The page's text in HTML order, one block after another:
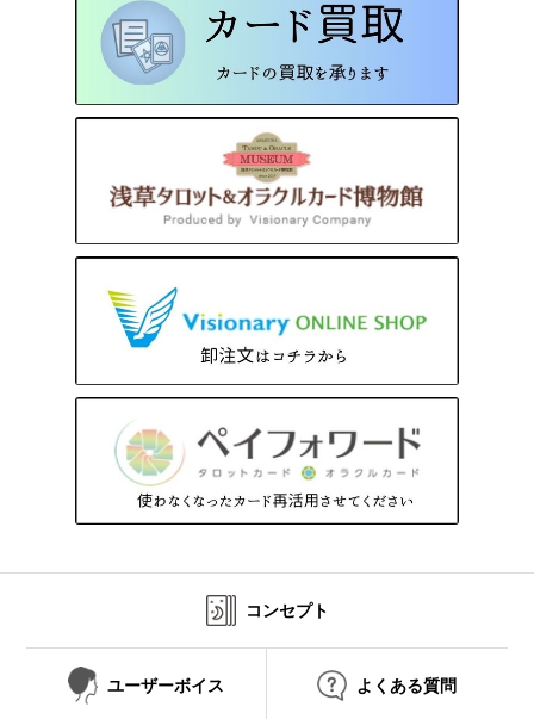
コンセプト
ユーザーボイス よくある質問